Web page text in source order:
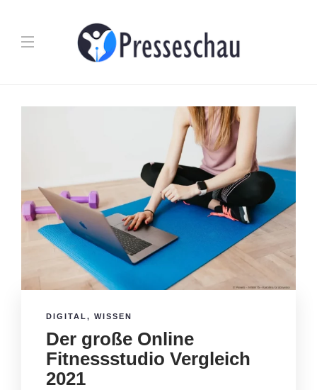
DIGITAL , WISSEN
Der große Online
Fitnessstudio Vergleich
2021